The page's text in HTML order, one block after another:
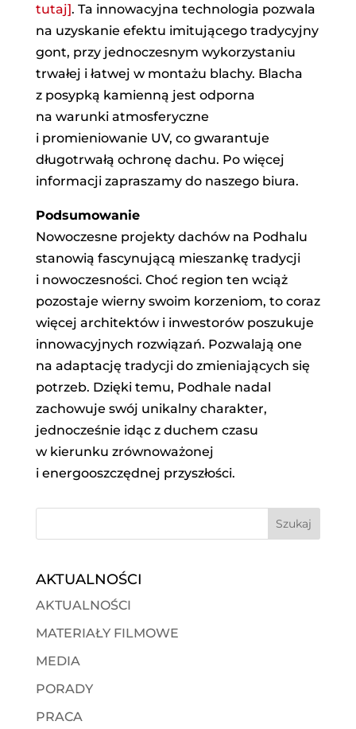
tutaj]. Ta innowacyjna technologia pozwala
na uzyskanie efektu imitującego tradycyjny
gont, przy jednoczesnym wykorzystaniu
trwałej i łatwej w montażu blachy. Blacha
z posypką kamienną jest odporna
na warunki atmosferyczne
i promieniowanie UV, co gwarantuje
długotrwałą ochronę dachu. Po więcej
informacji zapraszamy do naszego biura.
Podsumowanie
Nowoczesne projekty dachów na Podhalu
stanowią fascynującą mieszankę tradycji
i nowoczesności. Choć region ten wciąż
pozostaje wierny swoim korzeniom, to coraz
więcej architektów i inwestorów poszukuje
innowacyjnych rozwiązań. Pozwalają one
na adaptację tradycji do zmieniających się
potrzeb. Dzięki temu, Podhale nadal
zachowuje swój unikalny charakter,
jednocześnie idąc z duchem czasu
w kierunku zrównoważonej
i energooszczędnej przyszłości.
AKTUALNOŚCI
AKTUALNOŚCI
MATERIAŁY FILMOWE
MEDIA
PORADY
PRACA